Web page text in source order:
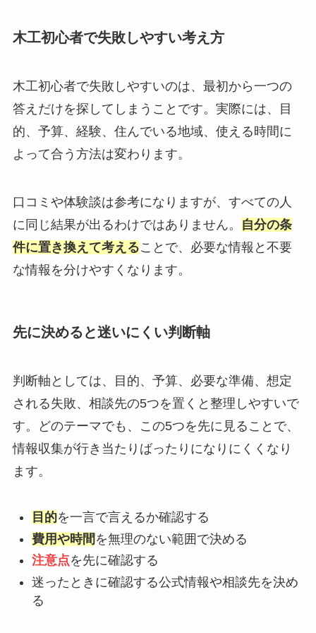
木工初心者で失敗しやすい考え方
木工初心者で失敗しやすいのは、最初から一つの
答えだけを探してしまうことです。実際には、目
的、予算、経験、住んでいる地域、使える時間に
よって合う方法は変わります。
口コミや体験談は参考になりますが、すべての人
に同じ結果が出るわけではありません。
自分の条
件に置き換えて考えることで、必要な情報と不要
な情報を分けやすくなります。
先に決めると迷いにくい判断軸
判断軸としては、目的、予算、必要な準備、想定
される失敗、相談先の5つを置くと整理しやすいで
す。どのテーマでも、この5つを先に見ることで、
情報収集が行き当たりばったりになりにくくなり
ます。
目的を一言で言えるか確認する
費用や時間 を無理のない範囲で決める
注意点を先に確認する
迷ったときに確認する公式情報や相談先を決め
る